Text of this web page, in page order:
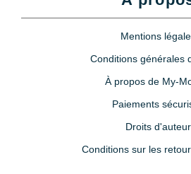
Mentions
Conditions générales
À propos de My-
Paiements
Droits d'auteur
Conditions sur les